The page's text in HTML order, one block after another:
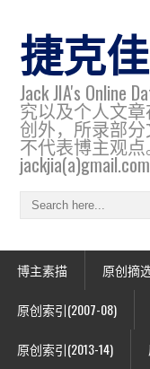
捷克
Jack JIA's Online
究以及个人文
创外，所录部
不代表博主观
jackjia(a)gmail.com
博主素描 原创摘
原创索引(2007-08)
原创索引(2013-14)